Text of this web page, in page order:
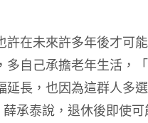
許在未來許多年後才可
多自己承擔老年生活，
延長，也因為這群人多
承泰說，退休後即使